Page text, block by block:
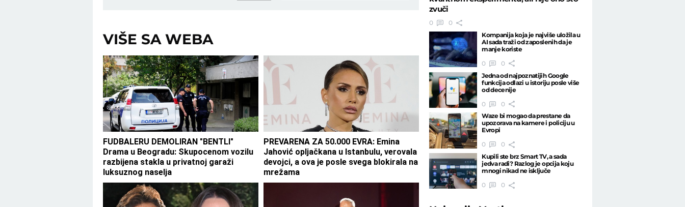
VIŠE SA WEBA
FUDBALERU DEMOLIRAN "BENTLI"
Drama u Beogradu: Skupocenom vozilu
razbijena stakla u privatnoj garaži
luksuznog naselja
PREVARENA ZA 50.000 EVRA: Emina
Jahović opljačkana u Istanbulu, verovala
devojci, a ova je posle svega blokirala na
mrežama
zvuči
0
0
Kompanija koja je najviše uložila u
AI sada traži od zaposlenih da je
manje koriste
0
0
Jedna od najpoznatijih Google
funkcija odlazi u istoriju posle više
od decenije
0
0
Waze bi mogao da prestane da
upozorava na kamere i policiju u
Evropi
0
0
Kupili ste brz Smart TV, a sada
jedva radi? Razlog je opcija koju
mnogi nikad ne isključe
0
0